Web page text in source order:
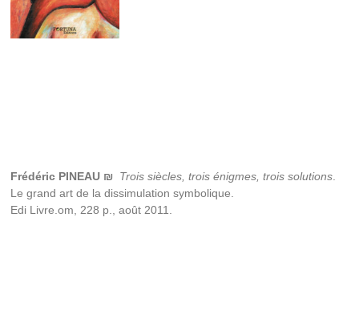
Frédéric PINEAU ₪ Trois siècles, trois énigmes, trois solutions
Le grand art de la dissimulation symbolique.
Edi Livre.om, 228 p., août 2011.